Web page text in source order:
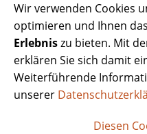
Wir verwenden Cookies
optimieren und Ihnen das
Erlebniszu bieten. Mit
erklären Sie sich damit
Weiterführende
unserer
Diesen